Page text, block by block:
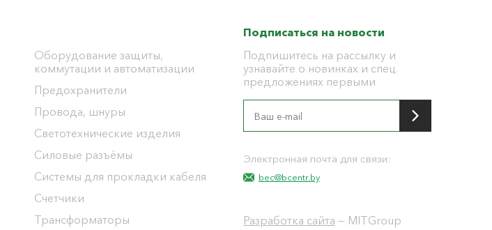
Оборудование защиты,
коммутации и автоматизации
Предохранители
Провода, шнуры
Светотехнические изделия
Силовые разъёмы
Системы для прокладки кабеля
Счетчики
Трансформаторы
Подписаться на новости
Подпишитесь на рассылку и
узнавайте о новинках и спец.
предложениях первыми
Электронная почта для связи:
bec@bcentr.by
Разработка сайта — MITGroup